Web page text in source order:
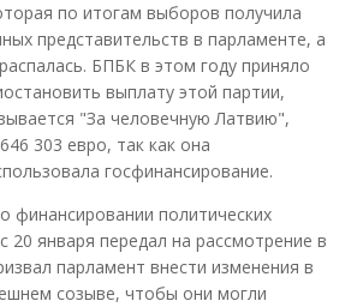
по итогам выборов получила
представительств в парламенте, а
БПБК в этом году приняло
выплату этой партии,
"За человечную Латвию",
303 евро, так как она
госфинансирование.
финансировании политических
20 января передал на рассмотрение в
парламент внести изменения в
созыве, чтобы они могли